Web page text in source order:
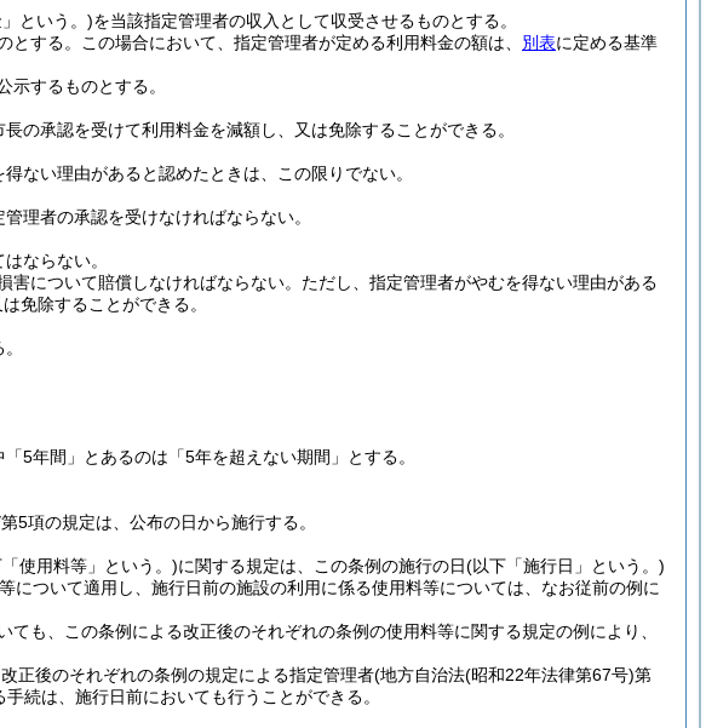
という。)を当該指定管理者の収入として収受させるものとする。
とする。 この場合において、指定管理者が定める利用料金の額は、 別表に定める基準
するものとする。
の承認を受けて利用料金を減額し、又は免除することができる。
ない理由があると認めたときは、この限りでない。
理者の承認を受けなければならない。
ならない。
について賠償しなければならない。 ただし、指定管理者がやむを得ない理由がある
免除することができる。
「5年間」とあるのは「5年を超えない期間」とする。
5項の規定は、公布の日から施行する。
使用料等」という。)に関する規定は、この条例の施行の日(以下「施行日」という。)
について適用し、施行日前の施設の利用に係る使用料等については、なお従前の例に
も、この条例による改正後のそれぞれの条例の使用料等に関する規定の例により、
正後のそれぞれの条例の規定による指定管理者(地方自治法(昭和22年法律第67号)第
続は、施行日前においても行うことができる。